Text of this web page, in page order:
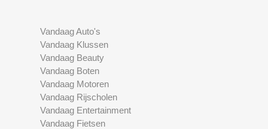
Vandaag Auto's
Vandaag Klussen
Vandaag Beauty
Vandaag Boten
Vandaag Motoren
Vandaag Rijscholen
Vandaag Entertainment
Vandaag Fietsen